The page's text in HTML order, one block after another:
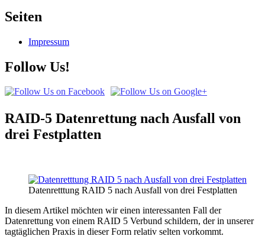
Seiten
Impressum
Follow Us!
RAID-5 Datenrettung nach Ausfall von
drei Festplatten
Datenretttung RAID 5 nach Ausfall von drei Festplatten
In diesem Artikel möchten wir einen interessanten Fall der
Datenrettung von einem RAID 5 Verbund schildern, der in unserer
tagtäglichen Praxis in dieser Form relativ selten vorkommt.